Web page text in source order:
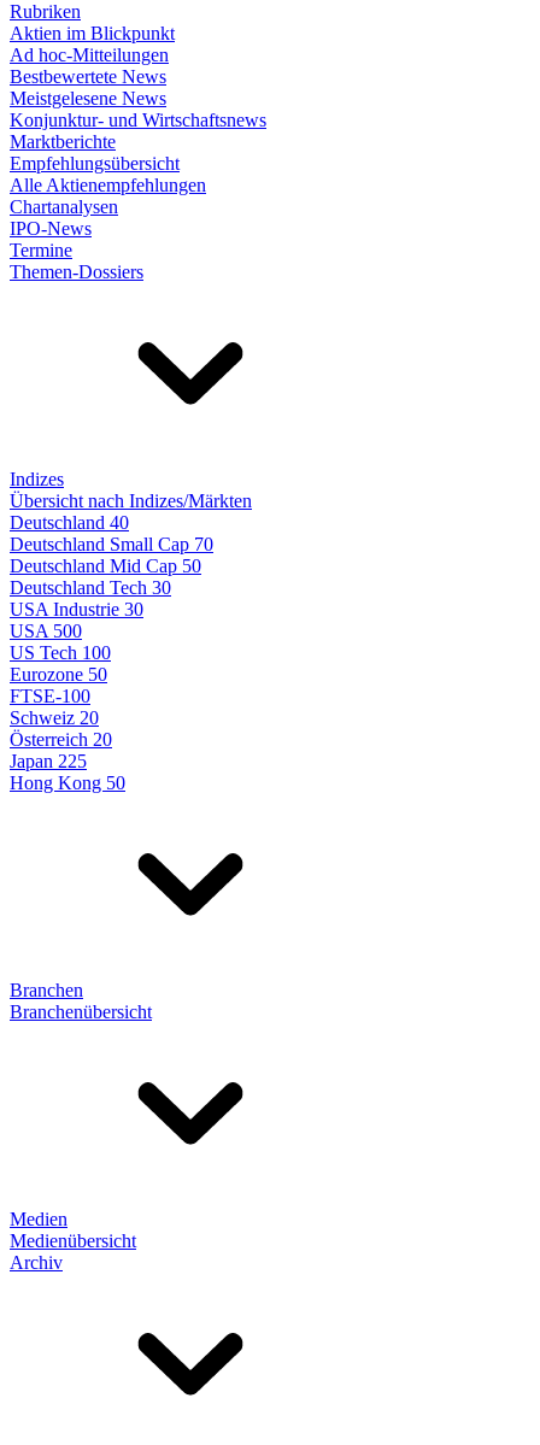
Rubriken
Aktien im Blickpunkt
Ad hoc-Mitteilungen
Bestbewertete News
Meistgelesene News
Konjunktur- und Wirtschaftsnews
Marktberichte
Empfehlungsübersicht
Alle Aktienempfehlungen
Chartanalysen
IPO-News
Termine
Themen-Dossiers
Indizes
Übersicht nach Indizes/Märkten
Deutschland 40
Deutschland Small Cap 70
Deutschland Mid Cap 50
Deutschland Tech 30
USA Industrie 30
USA 500
US Tech 100
Eurozone 50
FTSE-100
Schweiz 20
Österreich 20
Japan 225
Hong Kong 50
Branchen
Branchenübersicht
Medien
Medienübersicht
Archiv